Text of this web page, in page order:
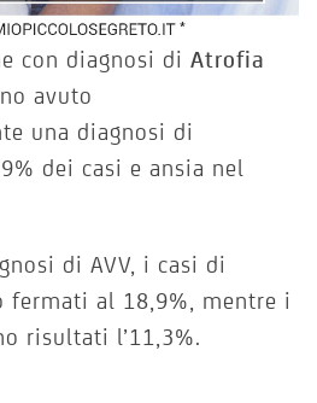
con diagnosi di Atrofia
avuto
una diagnosi di
dei casi e ansia nel
di AVV, i casi di
fermati al 18,9%, mentre i
risultati l’11,3%.